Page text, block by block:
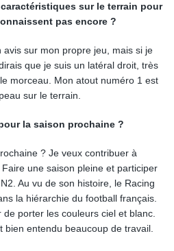
sur le terrain pour
pas encore ?
avis sur mon propre jeu, mais si je
que je suis un latéral droit, très
morceau. Mon atout numéro 1 est
sur le terrain.
la saison prochaine ?
? Je veux contribuer à
une saison pleine et participer
Au vu de son histoire, le Racing
la hiérarchie du football français.
porter les couleurs ciel et blanc.
bien entendu beaucoup de travail.